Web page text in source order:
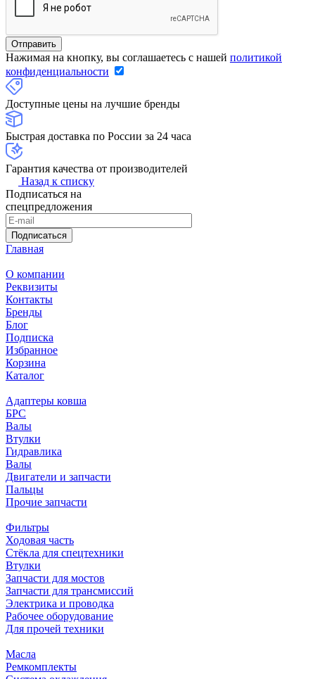
Нажимая на кнопку, вы соглашаетесь с нашей политикой
конфиденциальности
Доступные цены на лучшие бренды
Быстрая доставка по России за 24 часа
Гарантия качества от производителей
Назад к списку
Подписаться на
спецпредложения
Подписаться
Главная
О компании
Реквизиты
Контакты
Бренды
Блог
Подписка
Избранное
Корзина
Каталог
Адаптеры ковша
БРС
Валы
Втулки
Гидравлика
Валы
Двигатели и запчасти
Пальцы
Прочие запчасти
Фильтры
Ходовая часть
Стёкла для спецтехники
Втулки
Запчасти для мостов
Запчасти для трансмиссий
Электрика и проводка
Рабочее оборудование
Для прочей техники
Масла
Ремкомплекты